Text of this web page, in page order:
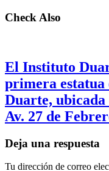
Check Also
El Instituto
primera estatua
Duarte, ubicada
Av. 27 de
Deja una respuesta
Tu dirección de correo